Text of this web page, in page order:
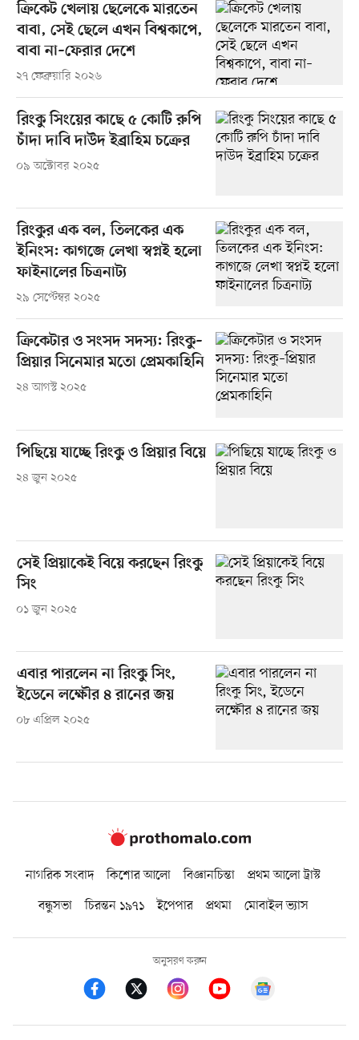
ক্রিকেট খেলায় ছেলেকে মারতেন
বাবা, সেই ছেলে এখন বিশ্বকাপে,
বাবা না–ফেরার দেশে
২৭ ফেব্রুয়ারি ২০২৬
রিংকু সিংয়ের কাছে ৫ কোটি রুপি
চাঁদা দাবি দাউদ ইব্রাহিম চক্রের
০৯ অক্টোবর ২০২৫
রিংকুর এক বল, তিলকের এক
ইনিংস: কাগজে লেখা স্বপ্নই হলো
ফাইনালের চিত্রনাট্য
২৯ সেপ্টেম্বর ২০২৫
ক্রিকেটার ও সংসদ সদস্য: রিংকু–
প্রিয়ার সিনেমার মতো প্রেমকাহিনি
২৪ আগস্ট ২০২৫
পিছিয়ে যাচ্ছে রিংকু ও প্রিয়ার বিয়ে
২৪ জুন ২০২৫
সেই প্রিয়াকেই বিয়ে করছেন রিংকু
সিং
০১ জুন ২০২৫
এবার পারলেন না রিংকু সিং,
ইডেনে লক্ষৌর ৪ রানের জয়
০৮ এপ্রিল ২০২৫
নাগরিক সংবাদ কিশোর আলো বিজ্ঞানচিন্তা
প্রথম আলো ট্রাস্ট
বন্ধুসভা
চিরন্তন ১৯৭১ ইপেপার প্রথমা মোবাইল ভ্যাস
অনুসরণ করুন